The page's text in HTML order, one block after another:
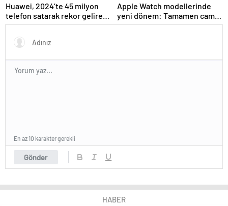
Huawei, 2024’te 45 milyon
telefon satarak rekor gelire
ulaştı
Apple Watch modellerinde
yeni dönem: Tamamen cam
tasarım
Gönder
En az 10 karakter gerekli
HABER